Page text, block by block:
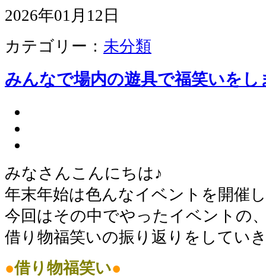
2026年01月12日
カテゴリー： 未分類
みんなで場内の遊具で福笑いをし
みなさんこんにちは♪
年末年始は色んなイベントを開催
今回はその中でやったイベントの
借り物福笑いの振り返りをしてい
●借り物福笑い●